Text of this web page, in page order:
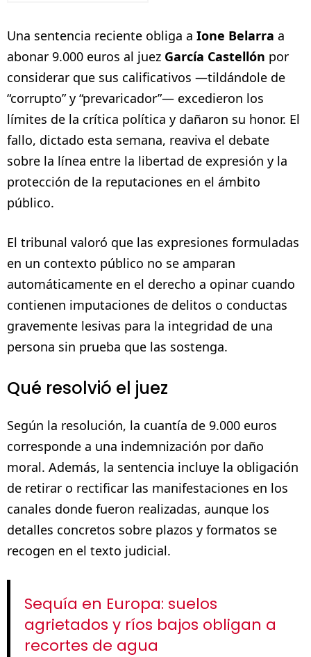
Una sentencia reciente obliga a Ione Belarra a
abonar 9.000 euros al juez García Castellón por
considerar que sus calificativos —tildándole de
“corrupto” y “prevaricador”— excedieron los
límites de la crítica política y dañaron su honor. El
fallo, dictado esta semana, reaviva el debate
sobre la línea entre la libertad de expresión y la
protección de la reputaciones en el ámbito
público.
El tribunal valoró que las expresiones formuladas
en un contexto público no se amparan
automáticamente en el derecho a opinar cuando
contienen imputaciones de delitos o conductas
gravemente lesivas para la integridad de una
persona sin prueba que las sostenga.
Qué resolvió el juez
Según la resolución, la cuantía de 9.000 euros
corresponde a una indemnización por daño
moral. Además, la sentencia incluye la obligación
de retirar o rectificar las manifestaciones en los
canales donde fueron realizadas, aunque los
detalles concretos sobre plazos y formatos se
recogen en el texto judicial.
Sequía en Europa: suelos
agrietados y ríos bajos obligan a
recortes de agua